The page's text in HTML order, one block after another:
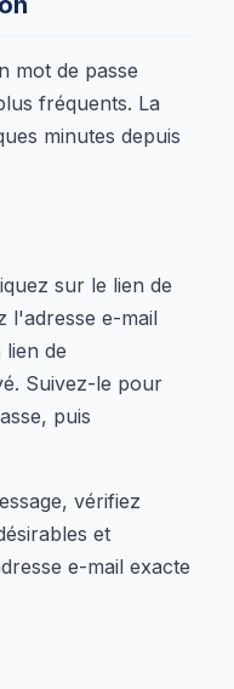
mot de passe
fréquents. La
minutes depuis
sur le lien de
l'adresse e-mail
de
Suivez-le pour
puis
vérifiez
et
e-mail exacte